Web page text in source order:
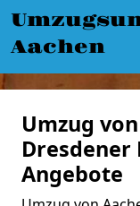
Aachen
Umzug
Dresdener
Angebote